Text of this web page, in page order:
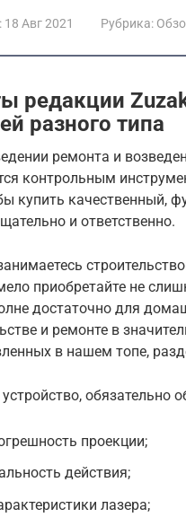
18 Авг 2021 Рубрика:
редакции
разного типа
ремонта и
контрольным
купить качественный,
и ответственно.
приобретайте не
достаточно для
и ремонте в
в нашем топе,
обязательно
проекции;
действия;
лазера;